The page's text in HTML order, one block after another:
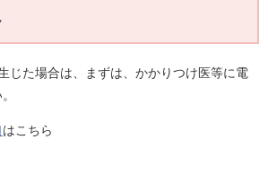
た場合は、まずは、かかりつけ医等に電
はこちら